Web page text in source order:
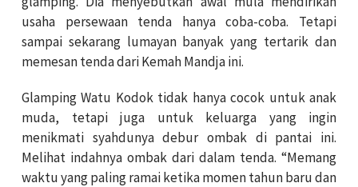
usaha persewaan tenda hanya coba-coba. Tetapi
sampai sekarang lumayan banyak yang tertarik dan
memesan tenda dari Kemah Mandja ini.
Glamping Watu Kodok tidak hanya cocok untuk anak
muda, tetapi juga untuk keluarga yang ingin
menikmati syahdunya debur ombak di pantai ini.
Melihat indahnya ombak dari dalam tenda. “Memang
waktu yang paling ramai ketika momen tahun baru dan